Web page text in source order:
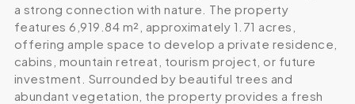
a strong connection with nature. The property
features 6,919.84 m², approximately 1.71 acres,
offering ample space to develop a private residence,
cabins, mountain retreat, tourism project, or future
investment. Surrounded by beautiful trees and
abundant vegetation, the property provides a fresh